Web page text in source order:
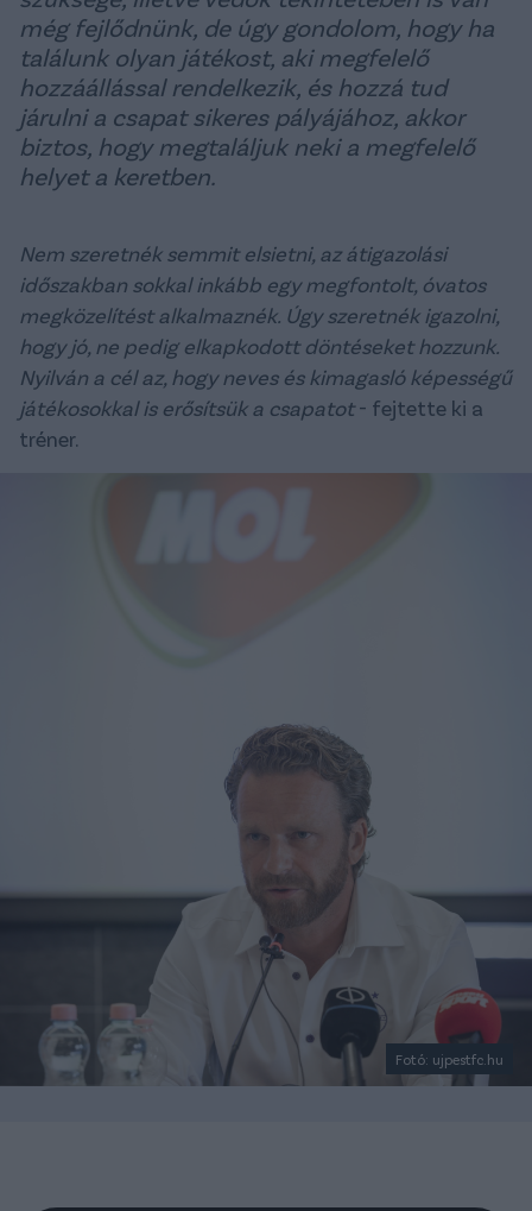
még fejlődnünk, de úgy gondolom, hogy ha
találunk olyan játékost, aki megfelelő
hozzáállással rendelkezik, és hozzá tud
járulni a csapat sikeres pályájához, akkor
biztos, hogy megtaláljuk neki a megfelelő
helyet a keretben.
Nem szeretnék semmit elsietni, az átigazolási
időszakban sokkal inkább egy megfontolt, óvatos
megközelítést alkalmaznék. Úgy szeretnék igazolni,
hogy jó, ne pedig elkapkodott döntéseket hozzunk.
Nyilván a cél az, hogy neves és kimagasló képességű
játékosokkal is erősítsük a csapatot- fejtette ki a
tréner.
Fotó: ujpestfc.hu